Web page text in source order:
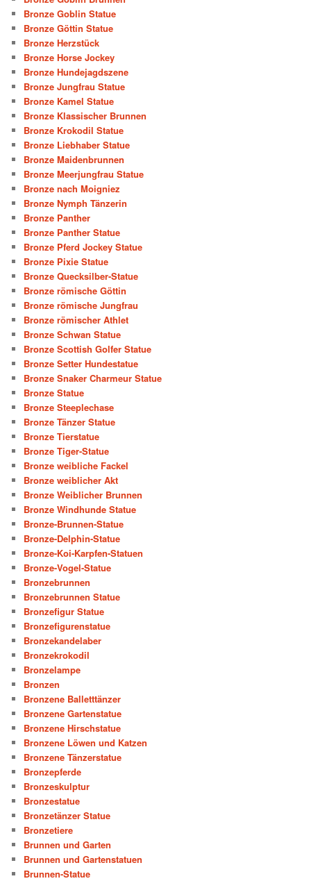
Bronze Goblin Statue
Bronze Göttin Statue
Bronze Herzstück
Bronze Horse Jockey
Bronze Hundejagdszene
Bronze Jungfrau Statue
Bronze Kamel Statue
Bronze Klassischer Brunnen
Bronze Krokodil Statue
Bronze Liebhaber Statue
Bronze Maidenbrunnen
Bronze Meerjungfrau Statue
Bronze nach Moigniez
Bronze Nymph Tänzerin
Bronze Panther
Bronze Panther Statue
Bronze Pferd Jockey Statue
Bronze Pixie Statue
Bronze Quecksilber-Statue
Bronze römische Göttin
Bronze römische Jungfrau
Bronze römischer Athlet
Bronze Schwan Statue
Bronze Scottish Golfer Statue
Bronze Setter Hundestatue
Bronze Snaker Charmeur Statue
Bronze Statue
Bronze Steeplechase
Bronze Tänzer Statue
Bronze Tierstatue
Bronze Tiger-Statue
Bronze weibliche Fackel
Bronze weiblicher Akt
Bronze Weiblicher Brunnen
Bronze Windhunde Statue
Bronze-Brunnen-Statue
Bronze-Delphin-Statue
Bronze-Koi-Karpfen-Statuen
Bronze-Vogel-Statue
Bronzebrunnen
Bronzebrunnen Statue
Bronzefigur Statue
Bronzefigurenstatue
Bronzekandelaber
Bronzekrokodil
Bronzelampe
Bronzen
Bronzene Balletttänzer
Bronzene Gartenstatue
Bronzene Hirschstatue
Bronzene Löwen und Katzen
Bronzene Tänzerstatue
Bronzepferde
Bronzeskulptur
Bronzestatue
Bronzetänzer Statue
Bronzetiere
Brunnen und Garten
Brunnen und Gartenstatuen
Brunnen-Statue